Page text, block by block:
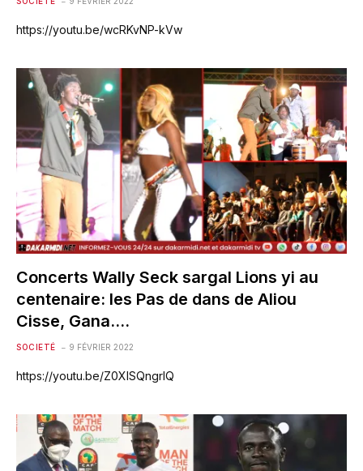
https://youtu.be/wcRKvNP-kVw
Concerts Wally Seck sargal Lions yi au
centenaire: les Pas de dans de Aliou
Cisse, Gana….
SOCIETÉ 9 FÉVRIER 2022
https://youtu.be/Z0XISQngrlQ